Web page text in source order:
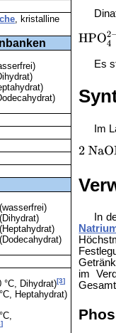
, kristalline
(wasserfrei)
(Dihydrat)
(Heptahydrat)
(Dodecahydrat)
°C, Dihydrat)[3]
Heptahydrat)
Es
Im
In
im